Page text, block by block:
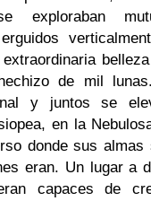
exploraban
de mil
y juntos se
en la
donde sus
eran. Un lugar a
capaces de